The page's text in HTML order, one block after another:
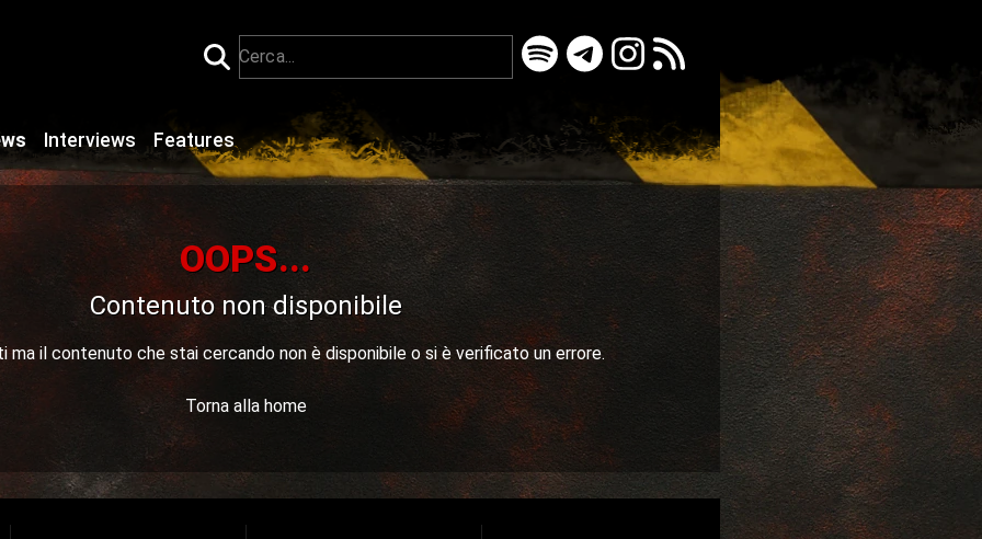
Interviews Features
OOPS...
Contenuto non disponibile
ma il contenuto che stai cercando non è disponibile o si è verificato un errore.
Torna alla home